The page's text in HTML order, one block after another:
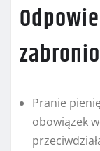
Pranie
obowiązek